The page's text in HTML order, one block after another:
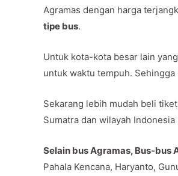
Agramas dengan harga
tipe bus.
Untuk kota-kota besar lain
untuk waktu tempuh.
Sekarang lebih mudah beli
Sumatra dan wilayah Indonesia
Selain bus Agramas, Bus-bus
Pahala Kencana, Haryanto,